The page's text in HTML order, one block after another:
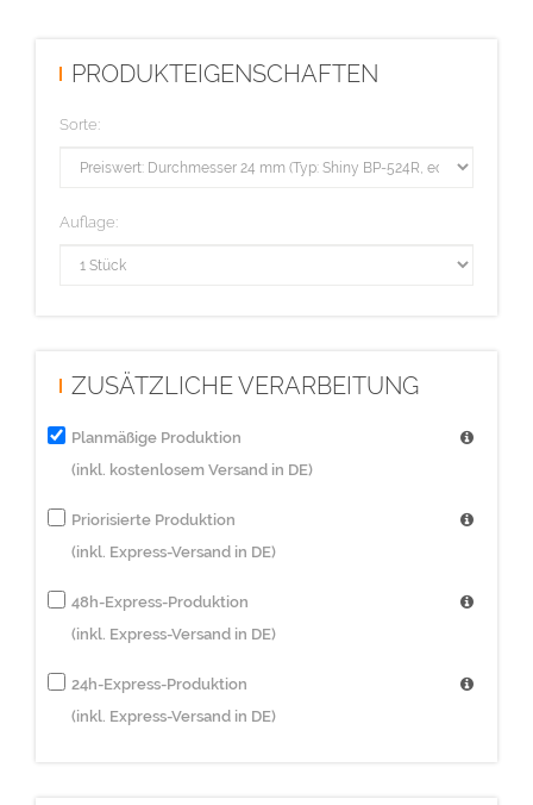
PRODUKTEIGENSCHAFTEN
Sorte:
Auflage:
ZUSÄTZLICHE VERARBEITUNG
Planmäßige Produktion
(inkl. kostenlosem Versand in DE)
Priorisierte Produktion
(inkl. Express-Versand in DE)
48h-Express-Produktion
(inkl. Express-Versand in DE)
24h-Express-Produktion
(inkl. Express-Versand in DE)